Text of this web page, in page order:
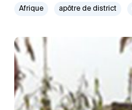
Afrique apôtre de district